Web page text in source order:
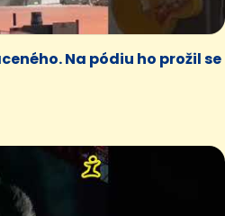
Na pódiu ho prožil se